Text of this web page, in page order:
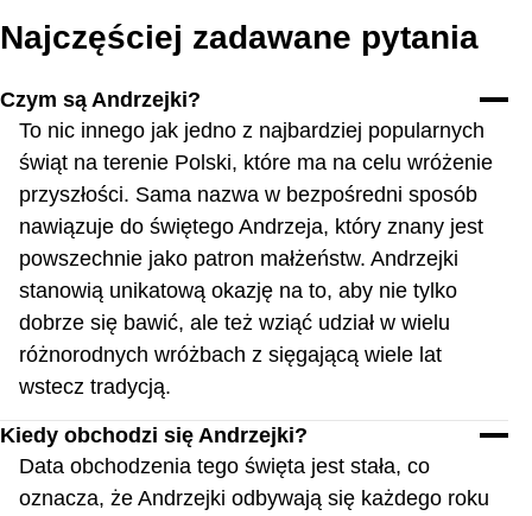
Najczęściej zadawane pytania
Czym są Andrzejki?
To nic innego jak jedno z najbardziej popularnych
świąt na terenie Polski, które ma na celu wróżenie
przyszłości. Sama nazwa w bezpośredni sposób
nawiązuje do świętego Andrzeja, który znany jest
powszechnie jako patron małżeństw. Andrzejki
stanowią unikatową okazję na to, aby nie tylko
dobrze się bawić, ale też wziąć udział w wielu
różnorodnych wróżbach z sięgającą wiele lat
wstecz tradycją.
Kiedy obchodzi się Andrzejki?
Data obchodzenia tego święta jest stała, co
oznacza, że Andrzejki odbywają się każdego roku